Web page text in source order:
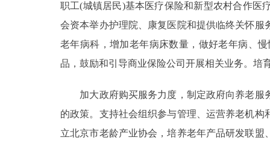
职工(城镇居民)基本医疗保险和新型农村合作医
会资本举办护理院、康复医院和提供临终关怀
老年病科，增加老年病床数量，做好老年病、
品，鼓励和引导商业保险公司开展相关业务。培
加大政府购买服务力度，制定政府向养老服
的政策。支持社会组织参与管理、运营养老机
立北京市老龄产业协会，培养老年产品研发联